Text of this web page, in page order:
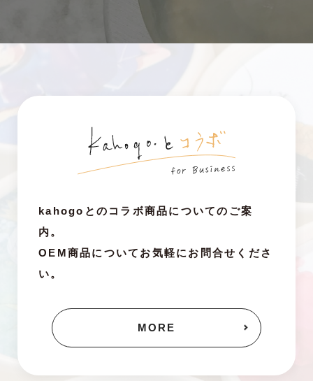
kahogoとのコラボ商品についてのご案
内。
OEM商品についてお気軽にお問合せくださ
い。
MORE